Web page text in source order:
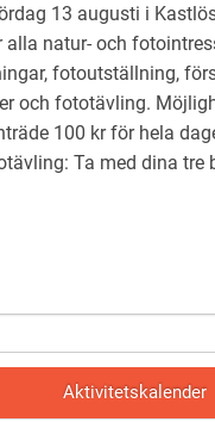
13 augusti i
natur- och
fotoutställning,
och fototävling.
100 kr för hela
Ta med dina tre
Aktivitetskalender